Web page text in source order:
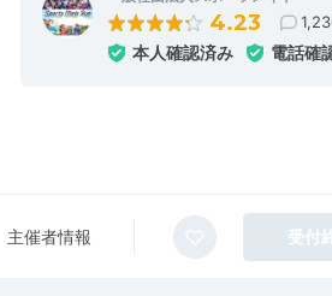
4.23
本人確認済み 電話確
主催者情報 受付